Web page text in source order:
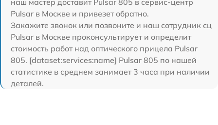
наш мастер доставит Pulsar 805 в сервис-центр
Pulsar в Москве и привезет обратно.
Закажите звонок или позвоните и наш сотрудник сц
Pulsar в Москве проконсультирует и определит
стоимость работ над оптического прицела Pulsar
805. [dataset:services:name] Pulsar 805 по нашей
статистике в среднем занимает 3 часа при наличии
деталей.